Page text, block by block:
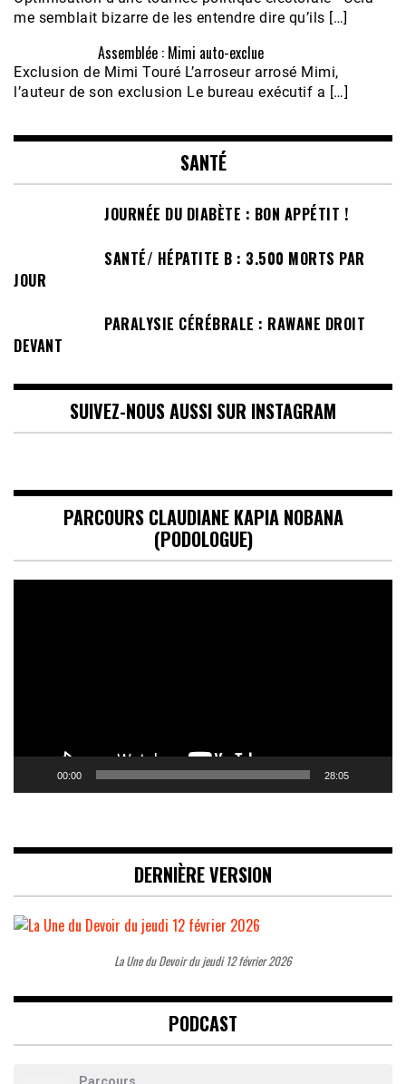
me semblait bizarre de les entendre dire qu’ils […]
Assemblée : Mimi auto-exclue
Exclusion de Mimi Touré L’arroseur arrosé Mimi,
l’auteur de son exclusion Le bureau exécutif a […]
SANTÉ
JOURNÉE DU DIABÈTE : BON APPÉTIT !
SANTÉ/ HÉPATITE B : 3.500 MORTS PAR
JOUR
PARALYSIE CÉRÉBRALE : RAWANE DROIT
DEVANT
SUIVEZ-NOUS AUSSI SUR INSTAGRAM
PARCOURS CLAUDIANE KAPIA NOBANA
(PODOLOGUE)
00:00 28:05
DERNIÈRE VERSION
La Une du Devoir du jeudi 12 février 2026
PODCAST
Parcours